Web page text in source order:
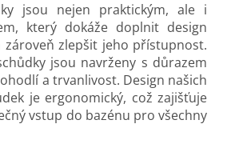
jsou nejen praktickým, ale i
který dokáže doplnit design
zároveň zlepšit jeho přístupnost.
jsou navrženy s důrazem
a trvanlivost. Design našich
je ergonomický, což zajišťuje
vstup do bazénu pro všechny